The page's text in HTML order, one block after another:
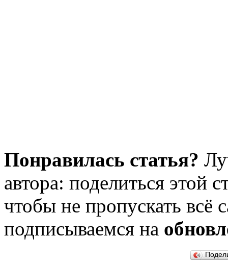
Понравилась статья?
автора: поделиться этой
чтобы не пропускать всё
подписываемся на